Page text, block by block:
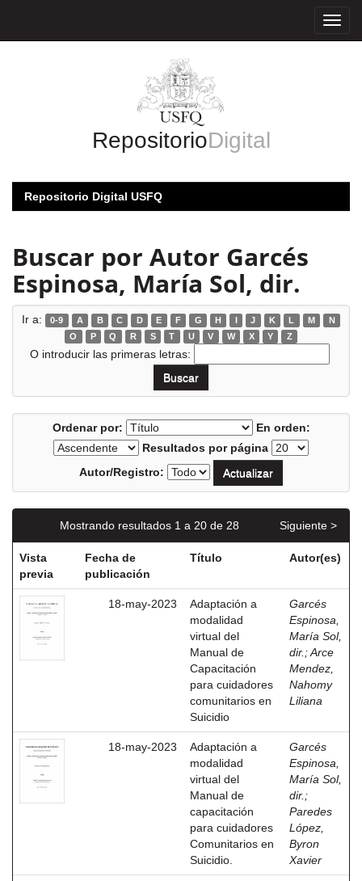
RepositorioDigital
Repositorio Digital USFQ
Buscar por Autor Garcés
Espinosa, María Sol, dir.
Ir a: 0-9 A B C D E F G H I J K L M
N
O
P Q R S T U V W X Y Z
O introducir las primeras letras:
Ordenar por:
En orden:
Resultados por página
Autor/Registro:
Mostrando resultados 1 a 20 de 28 Siguiente >
Vista
previa
Fecha de
publicación
Título Autor(es)
18-may-2023
Adaptación a
modalidad
virtual del
Manual de
Capacitación
para cuidadores
comunitarios en
Suicidio
Garcés
Espinosa,
María Sol,
dir. ;Arce
Mendez,
Nahomy
Liliana
18-may-2023
Adaptación a
modalidad
virtual del
Manual de
capacitación
para cuidadores
Comunitarios en
Suicidio.
Garcés
Espinosa,
María Sol,
dir. ;
Paredes
López,
Byron
Xavier